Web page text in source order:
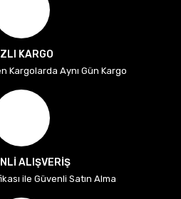
KARGO
Kargolarda Aynı Gün Kargo
ALIŞVERİŞ
ile Güvenli Satın Alma